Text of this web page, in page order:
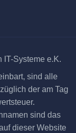
Systeme e.K.
sind alle
der am Tag
sind das
dieser Website